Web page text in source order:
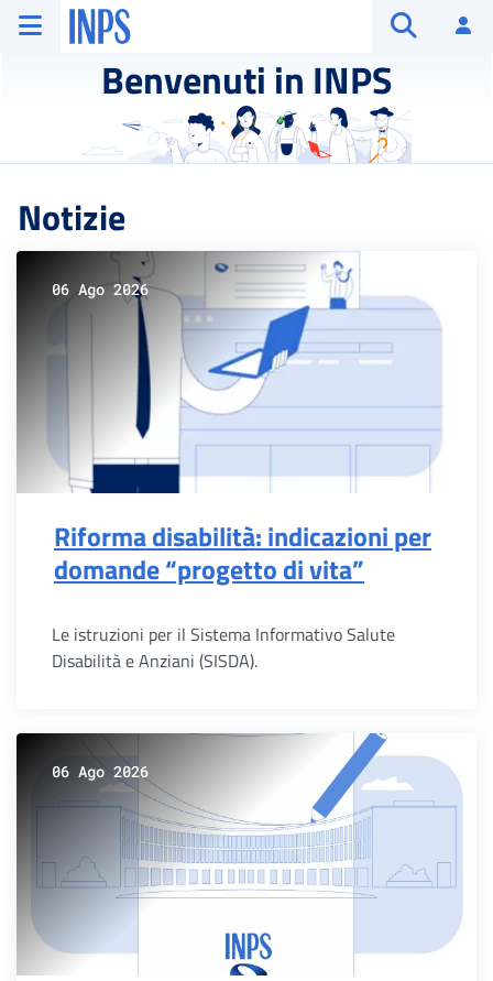
Vai al menu principale
Vai al contenuto principale
Vai al pie' di pagina
INPS ()
Benvenuti in INPS
Notizie
06 Ago 2026
Riforma disabilità: indicazioni per
domande “progetto di vita”
Le istruzioni per il Sistema Informativo Salute
Disabilità e Anziani (SISDA).
06 Ago 2026